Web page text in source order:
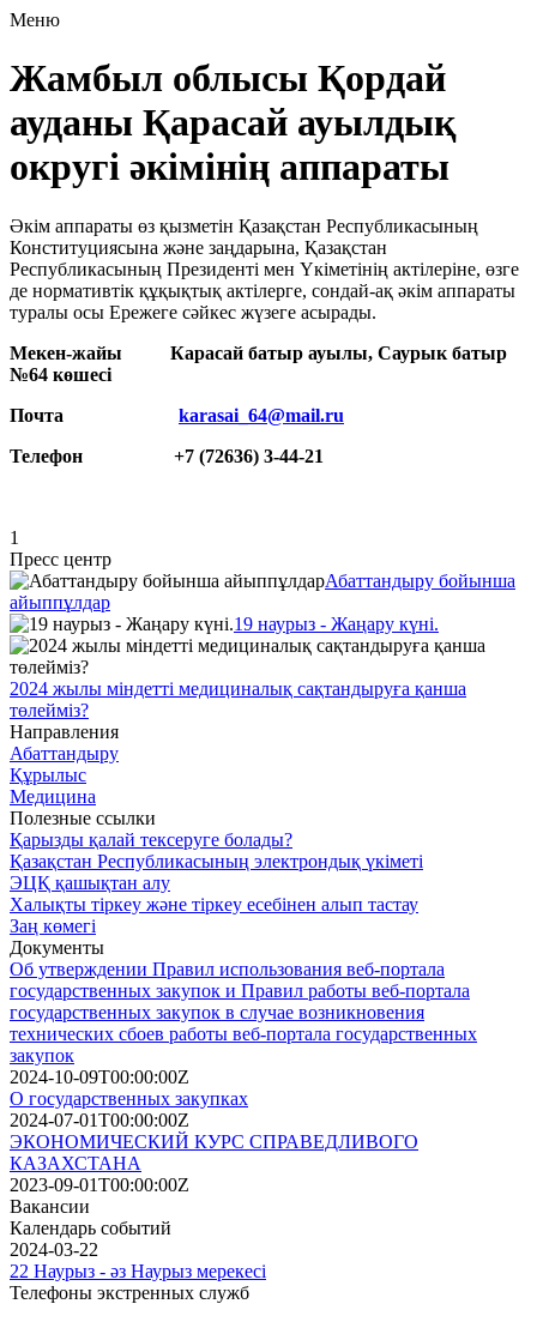
Меню
Жамбыл облысы Қордай
ауданы Қарасай ауылдық
округі әкімінің аппараты
Әкім аппараты өз қызметін Қазақстан Республикасының
Конституциясына және заңдарына, Қазақстан
Республикасының Президенті мен Үкіметінің актілеріне, өзге
де нормативтік құқықтық актілерге, сондай-ақ әкім аппараты
туралы осы Ережеге сәйкес жүзеге асырады.
Мекен-жайы Карасай батыр ауылы, Саурык батыр
№64 көшесі
Почта karasai_64@mail.ru
Телефон +7 (72636) 3-44-21
1
Пресс центр
Абаттандыру бойынша
айыппұлдар
19 наурыз - Жаңару күні.
2024 жылы міндетті медициналық сақтандыруға қанша
төлейміз?
Направления
Абаттандыру
Құрылыс
Медицина
Полезные ссылки
Қарызды қалай тексеруге болады?
Қазақстан Республикасының электрондық үкіметі
ЭЦҚ қашықтан алу
Халықты тіркеу және тіркеу есебінен алып тастау
Заң көмегі
Документы
Об утверждении Правил использования веб-портала
государственных закупок и Правил работы веб-портала
государственных закупок в случае возникновения
технических сбоев работы веб-портала государственных
закупок
2024-10-09T00:00:00Z
О государственных закупках
2024-07-01T00:00:00Z
ЭКОНОМИЧЕСКИЙ КУРС СПРАВЕДЛИВОГО
КАЗАХСТАНА
2023-09-01T00:00:00Z
Вакансии
Календарь событий
2024-03-22
22 Наурыз - әз Наурыз мерекесі
Телефоны экстренных служб